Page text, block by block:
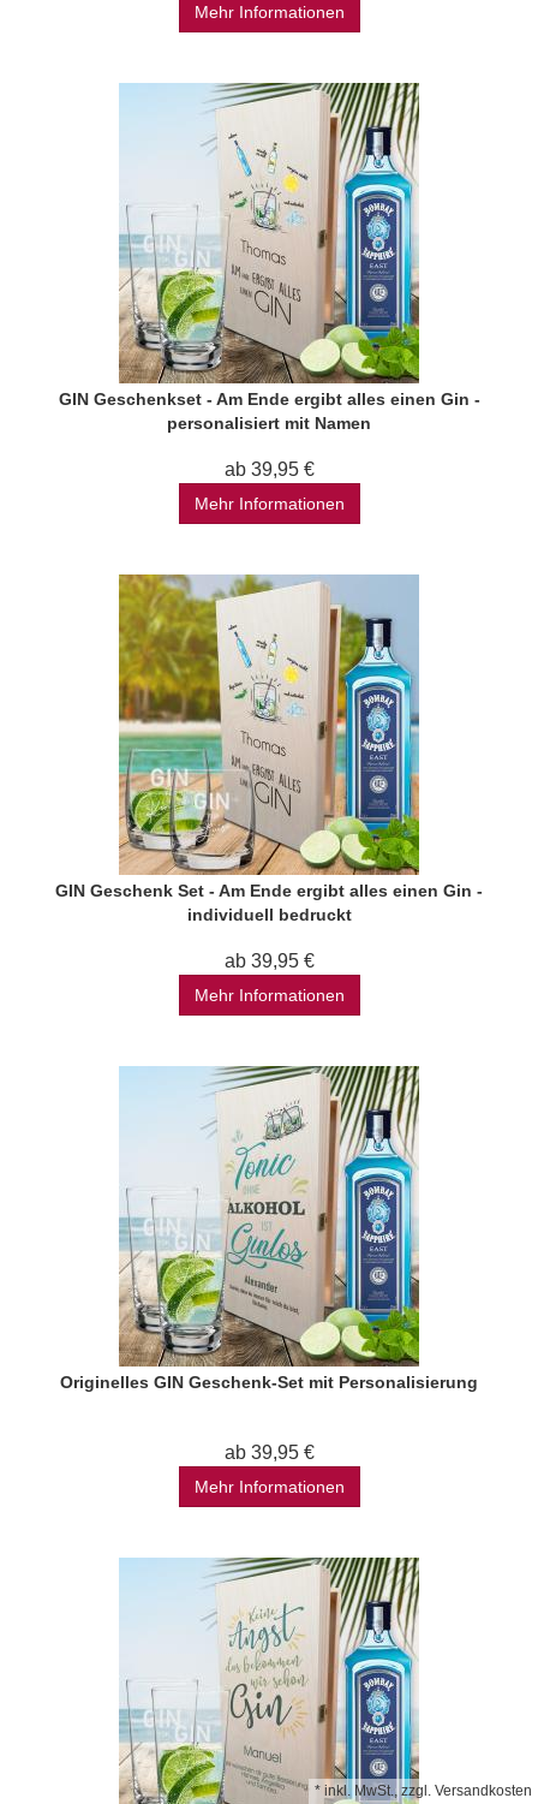
Mehr Informationen
GIN Geschenkset - Am Ende ergibt alles einen Gin -
personalisiert mit Namen
ab 39,95 €
Mehr Informationen
GIN Geschenk Set - Am Ende ergibt alles einen Gin -
individuell bedruckt
ab 39,95 €
Mehr Informationen
Originelles GIN Geschenk-Set mit Personalisierung
ab 39,95 €
Mehr Informationen
* inkl. MwSt., zzgl. Versandkosten